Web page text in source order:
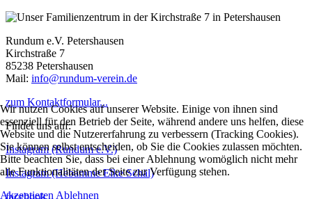
Rundum e.V. Petershausen
Kirchstraße 7
85238 Petershausen
Mail: info@rundum-verein.de
zum Kontaktformular...
Findet uns auf:
Instagram (Rundum e.V.)
Instagram (Hebamme Elke Schäl)
facebook
Wir nutzen Cookies auf unserer Website. Einige von ihnen sind
essenziell für den Betrieb der Seite, während andere uns helfen, diese
Website und die Nutzererfahrung zu verbessern (Tracking Cookies).
Sie können selbst entscheiden, ob Sie die Cookies zulassen möchten.
Bitte beachten Sie, dass bei einer Ablehnung womöglich nicht mehr
alle Funktionalitäten der Seite zur Verfügung stehen.
Akzeptieren Ablehnen